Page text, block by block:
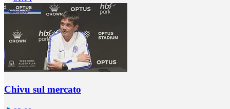
Chivu sul mercato